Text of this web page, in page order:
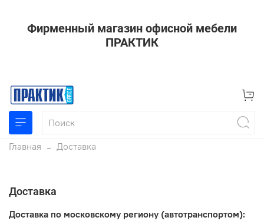
Фирменный магазин офисной мебели
ПРАКТИК
Главная Доставка
Доставка
Доставка по московскому региону (автотранспортом):